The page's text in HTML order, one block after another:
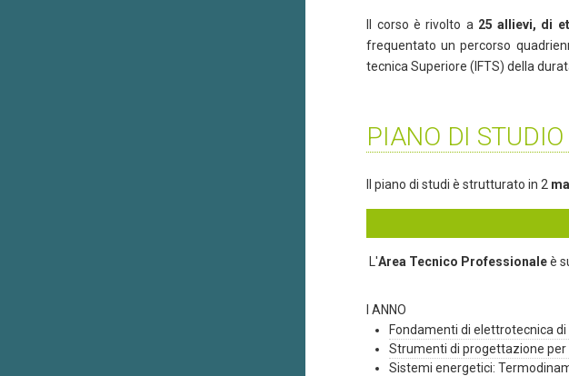
Il corso è rivolto a 25 allievi, di
frequentato un percorso
tecnica Superiore (IFTS) della
PIANO DI STUDIO
Il piano di studi è strutturato in 2
L'Area Tecnico Professionaleè
I ANNO
Fondamenti di elettrotecnica
Strumenti di progettazione
Sistemi energetici: